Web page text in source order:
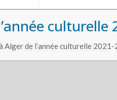
culturelle
de l’année culturelle 2021-